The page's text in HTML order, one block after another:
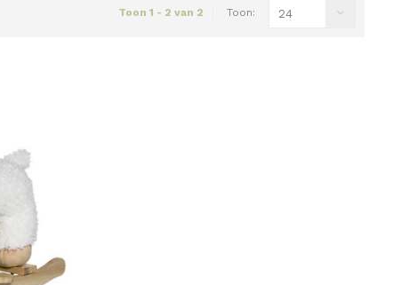
Toon 1 - 2 van 2 Toon: 24